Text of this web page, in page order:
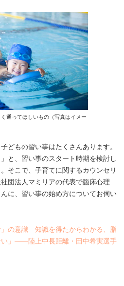
通ってほしいもの（写真はイメー
どもの習い事はたくさんあります。
と、習い事のスタート時期を検討し
そこで、子育てに関するカウンセリ
団法人マミリアの代表で臨床心理
に、習い事の始め方についてお伺い
」の意識 知識を得たからわかる、脂
い」――陸上中長距離・田中希実選手